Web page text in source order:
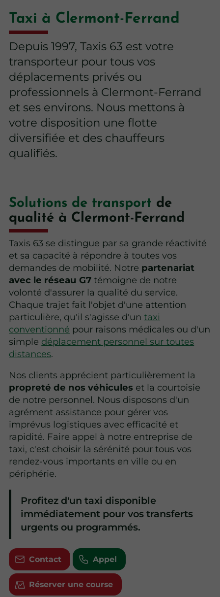
Taxi à Clermont-Ferrand
Depuis 1997, Taxis 63 est votre
transporteur pour tous vos
déplacements privés ou
professionnels à Clermont-Ferrand
et ses environs. Nous mettons à
votre disposition une flotte
diversifiée et des chauffeurs
qualifiés.
Solutions de transport de
qualité à Clermont-Ferrand
Taxis 63 se distingue par sa grande réactivité
et sa capacité à répondre à toutes vos
demandes de mobilité. Notre partenariat
avec le réseau G7 témoigne de notre
volonté d'assurer la qualité du service.
Chaque trajet fait l'objet d'une attention
particulière, qu'il s'agisse d'untaxi
conventionné pour raisons médicales ou d'un
simple déplacement personnel sur toutes
distances.
Nos clients apprécient particulièrement la
propreté de nos véhicules et la courtoisie
de notre personnel. Nous disposons d'un
agrément assistance pour gérer vos
imprévus logistiques avec efficacité et
rapidité. Faire appel à notre entreprise de
taxi, c'est choisir la sérénité pour tous vos
rendez-vous importants en ville ou en
périphérie.
Profitez d'un taxi disponible
immédiatement pour vos transferts
urgents ou programmés.
Contact Appel
Réserver une course